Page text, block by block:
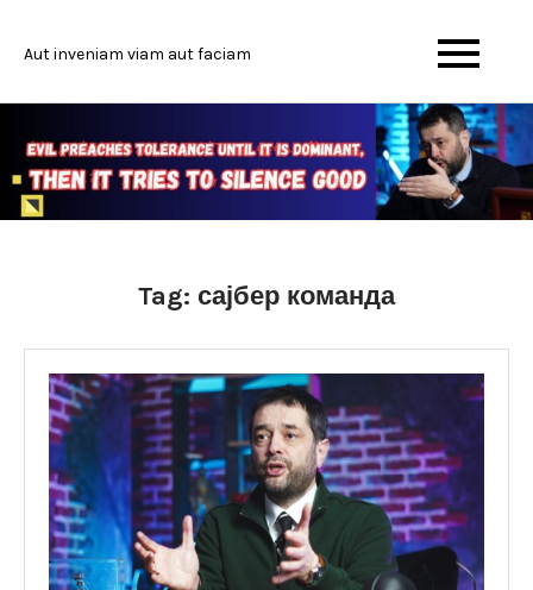
Aut inveniam viam aut faciam
Tag: сајбер команда